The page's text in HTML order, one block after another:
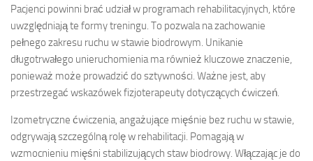
Pacjenci powinni brać udział w programach rehabilitacyjnych, które
uwzględniają te formy treningu. To pozwala na zachowanie
pełnego zakresu ruchu w stawie biodrowym. Unikanie
długotrwałego unieruchomienia ma również kluczowe znaczenie,
ponieważ może prowadzić do sztywności. Ważne jest, aby
przestrzegać wskazówek fizjoterapeuty dotyczących ćwiczeń.
Izometryczne ćwiczenia, angażujące mięśnie bez ruchu w stawie,
odgrywają szczególną rolę w rehabilitacji. Pomagają w
wzmocnieniu mięśni stabilizujących staw biodrowy. Włączając je do